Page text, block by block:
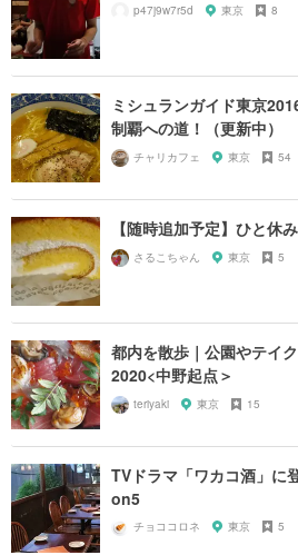
p47j9w7r5d 東京 8
ミシュランガイド東京
制覇への道！（更新中）
チャリカフェ 東京 54
【随時追加予定】ひと休
さるこちゃん 東京 5
都内を散歩｜公園やテイ
2020<中野起点＞
teriyaki 東京 15
TVドラマ「ワカコ酒」に
on5
チョココロネ 東京 5